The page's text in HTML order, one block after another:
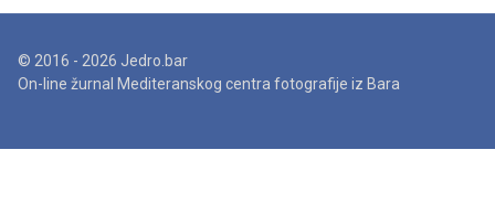
© 2016 - 2026 Jedro.bar
On-line žurnal Mediteranskog centra fotografije iz Bara